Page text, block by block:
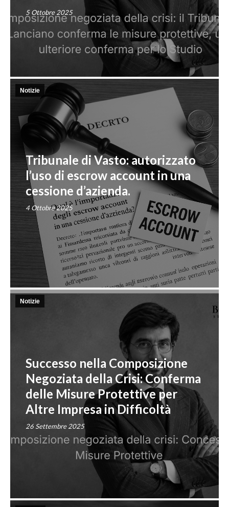
5 Ottobre 2025
Notizie
Tribunale di Vasto: autorizzato
l’uso di escrow account in una
cessione d’azienda.
4 Ottobre 2025
Notizie
Successo nella Composizione
Negoziata della Crisi: Conferma
delle Misure Protettive per
Altre Impresa in Difficoltà
26 Settembre 2025